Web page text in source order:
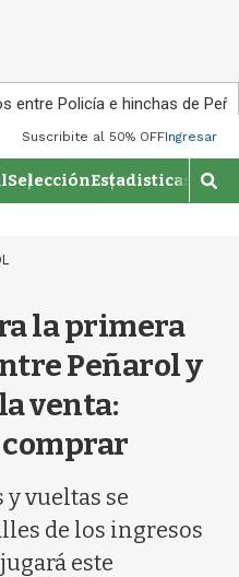
entre Policía e hinchas de
Suscribite al 50% OFFIngresar
SelecciónEstadisticas
M
o
la primera
Peñarol y
venta:
comprar
y vueltas se
de los ingresos
este